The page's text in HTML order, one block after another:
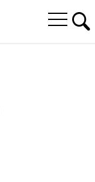
Ouvrir